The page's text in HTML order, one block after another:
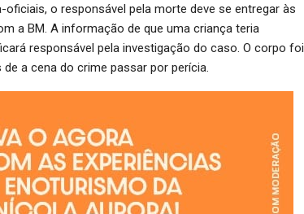
o responsável pela morte deve se entregar às
a BM. A informação de que uma criança teria
responsável pela investigação do caso. O corpo foi
a cena do crime passar por perícia.